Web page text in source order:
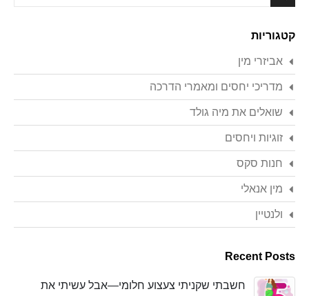
Search
קטגוריות
אביזרי מין
מדריכי יחסים ומאמרי הדרכה
שואלים את מיה גולד
זוגיות ויחסים
חנות סקס
מין אנאלי
ולנטיין
Recent Posts
חשבתי שקניתי צעצוע חלומי—אבל עשיתי את